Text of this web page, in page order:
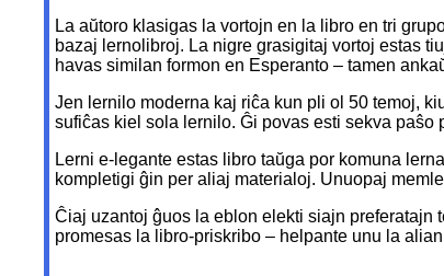
La aŭtoro klasigas la vortojn en la libro en tri
bazaj lernolibroj. La nigre grasigitaj vortoj estas
havas similan formon en Esperanto – tamen
Jen lernilo moderna kaj riĉa kun pli ol 50 temoj,
sufiĉas kiel sola lernilo. Ĝi povas esti sekva
Lerni e-legante estas libro taŭga por komuna
kompletigi ĝin per aliaj materialoj. Unuopaj
Ĉiaj uzantoj ĝuos la eblon elekti siajn preferatajn
promesas la libro-priskribo – helpante unu la